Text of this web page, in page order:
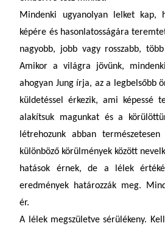
Mindenki ugyanolyan lelket kap,
képére és hasonlatosságára
nagyobb, jobb vagy rosszabb,
Amikor a világra jövünk,
ahogyan Jung írja, az a legbelsőbb
küldetéssel érkezik, ami képessé
alakítsuk magunkat és a
létrehozunk abban
különböző körülmények között
hatások érnek, de a lélek
eredmények határozzák meg.
ér.
A lélek megszületve sérülékeny.